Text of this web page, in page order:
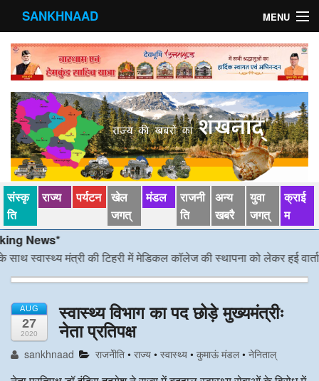
SANKHNAAD MENU
मुख्य पृष्ठ
राज्य
मंडल
संस्कृति
खेल जगत्
पर्यटन
पड़ोसी राज्य
स्वास्‍थ्य
देश विदेश
अन्य खबरै
संस्कृ
ति
राज्य पर्यटन खेल
जगत्
मंडल
राजनी
ति
अन्य
खबरै
युवा
जगत्
क्राई
म
मंत्री की टिहरी में मेडिकल कॉलेज की स्थापना को लेकर हुई वार्ता/*/
AUG
27
2020
स्वास्थ्य विभाग का पद छोड़े मुख्यमंत्रीः
नेता प्रतिपक्ष
sankhnaad राजनेीति •राज्य •स्वास्‍थ्य •कुमाऊं मंडल•नेनिताल्